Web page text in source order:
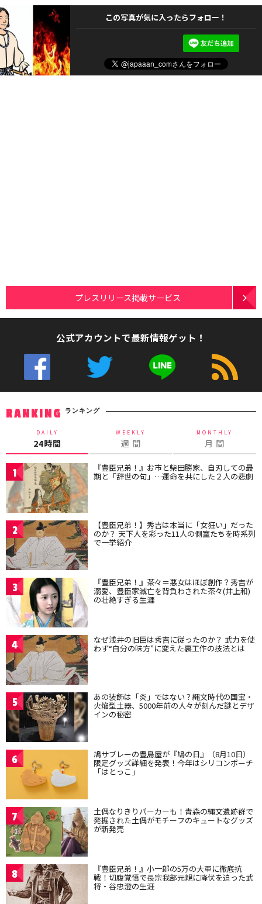
この写真が気に入ったらフォロー！
プレスリリース掲載サービス
公式アカウントで最新情報ゲット！
RANKING ランキング
DAILY
24時間
WEEKLY
週 間
MONTHLY
月 間
1 『豊臣兄弟！』お市と柴田勝家、自刃しての最
期と「辞世の句」…運命を共にした２人の悲劇
2 【豊臣兄弟！】秀吉は本当に「女狂い」だった
のか？ 天下人を彩った11人の側室たちを時系列
で一挙紹介
3 『豊臣兄弟！』茶々＝悪女はほぼ創作？秀吉が
溺愛、豊臣家滅亡を背負わされた茶々(井上和)
の壮絶すぎる生涯
4 なぜ浅井の旧臣は秀吉に従ったのか？ 武力を使
わず“自分の味方”に変えた裏工作の技法とは
5 あの装飾は「炎」ではない？縄文時代の国宝・
火焔型土器、5000年前の人々が刻んだ謎とデザ
インの秘密
6 鳩サブレーの豊島屋が『鳩の日』（8月10日）
限定グッズ詳細を発表！今年はシリコンポーチ
「はとっこ」
7 土偶なりきりパーカーも！青森の縄文遺跡群で
発掘された土偶がモチーフのキュートなグッズ
が新発売
8 『豊臣兄弟！』小一郎の5万の大軍に徹底抗
戦！切腹覚悟で長宗我部元親に降伏を迫った武
将・谷忠澄の生涯